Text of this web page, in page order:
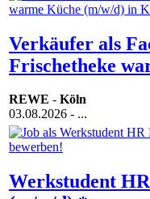
Verkäufer als
Frischetheke
REWE - Köln
03.08.2026 - ...
Werkstudent